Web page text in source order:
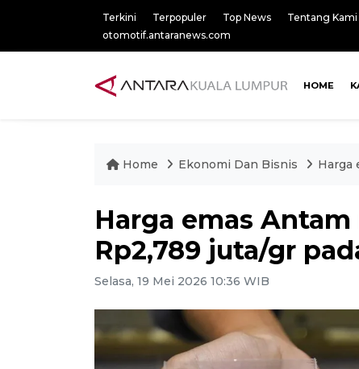
Terkini Terpopuler Top News Tentang Kami
otomotif.antaranews.com
HOME
Home Ekonomi Dan Bisnis Harga
Harga emas
Rp2,789 juta/gr
Selasa, 19 Mei 2026 10:36 WIB